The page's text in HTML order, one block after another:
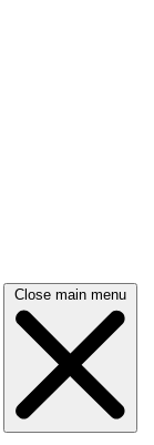
Close main menu